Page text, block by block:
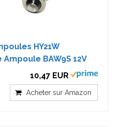
HY21W
BAW9S 12V
10,47 EUR
Acheter sur Amazon